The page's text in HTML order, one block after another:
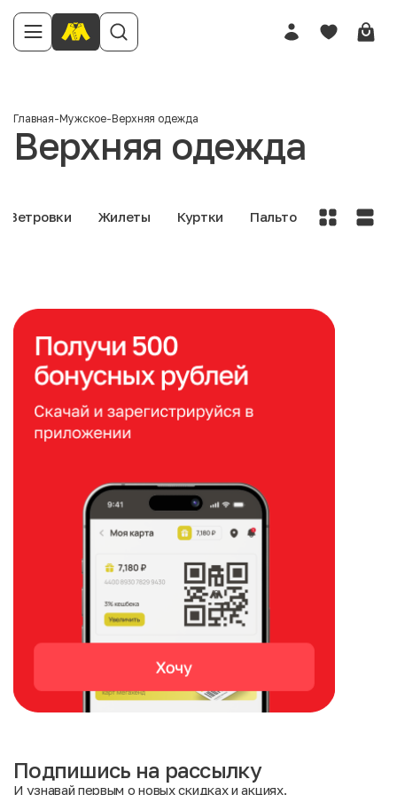
Главная-Мужское-Верхняя одежда
Верхняя одежда
Ветровки Жилеты Куртки Пальто
Подпишись на рассылку
И узнавай первым о новых скидках и акциях.